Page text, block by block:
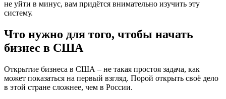
не уйти в минус, вам придётся внимательно изучить эту
систему.
Что нужно для того, чтобы начать
бизнес в США
Открытие бизнеса в США – не такая простоя задача, как
может показаться на первый взгляд. Порой открыть своё дело
в этой стране сложнее, чем в России.